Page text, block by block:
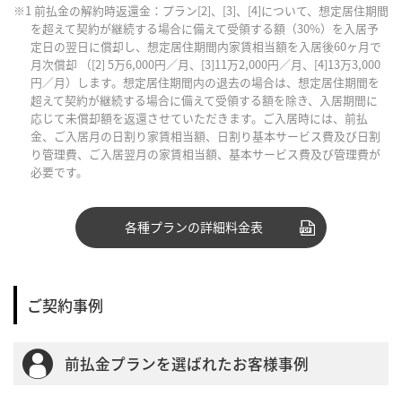
※1 前払金の解約時返還金：プラン[2]、[3]、[4]について、想定居住期間
を超えて契約が継続する場合に備えて受領する額（30%）を入居予
定日の翌日に償却し、想定居住期間内家賃相当額を入居後60ヶ月で
月次償却 （[2] 5万6,000円／月、[3]11万2,000円／月、[4]13万3,000
円／月）します。想定居住期間内の退去の場合は、想定居住期間を
超えて契約が継続する場合に備えて受領する額を除き、入居期間に
応じて未償却額を返還させていただきます。ご入居時には、前払
金、ご入居月の日割り家賃相当額、日割り基本サービス費及び日割
り管理費、ご入居翌月の家賃相当額、基本サービス費及び管理費が
必要です。
各種プランの詳細料金表
ご契約事例
前払金プランを選ばれたお客様事例